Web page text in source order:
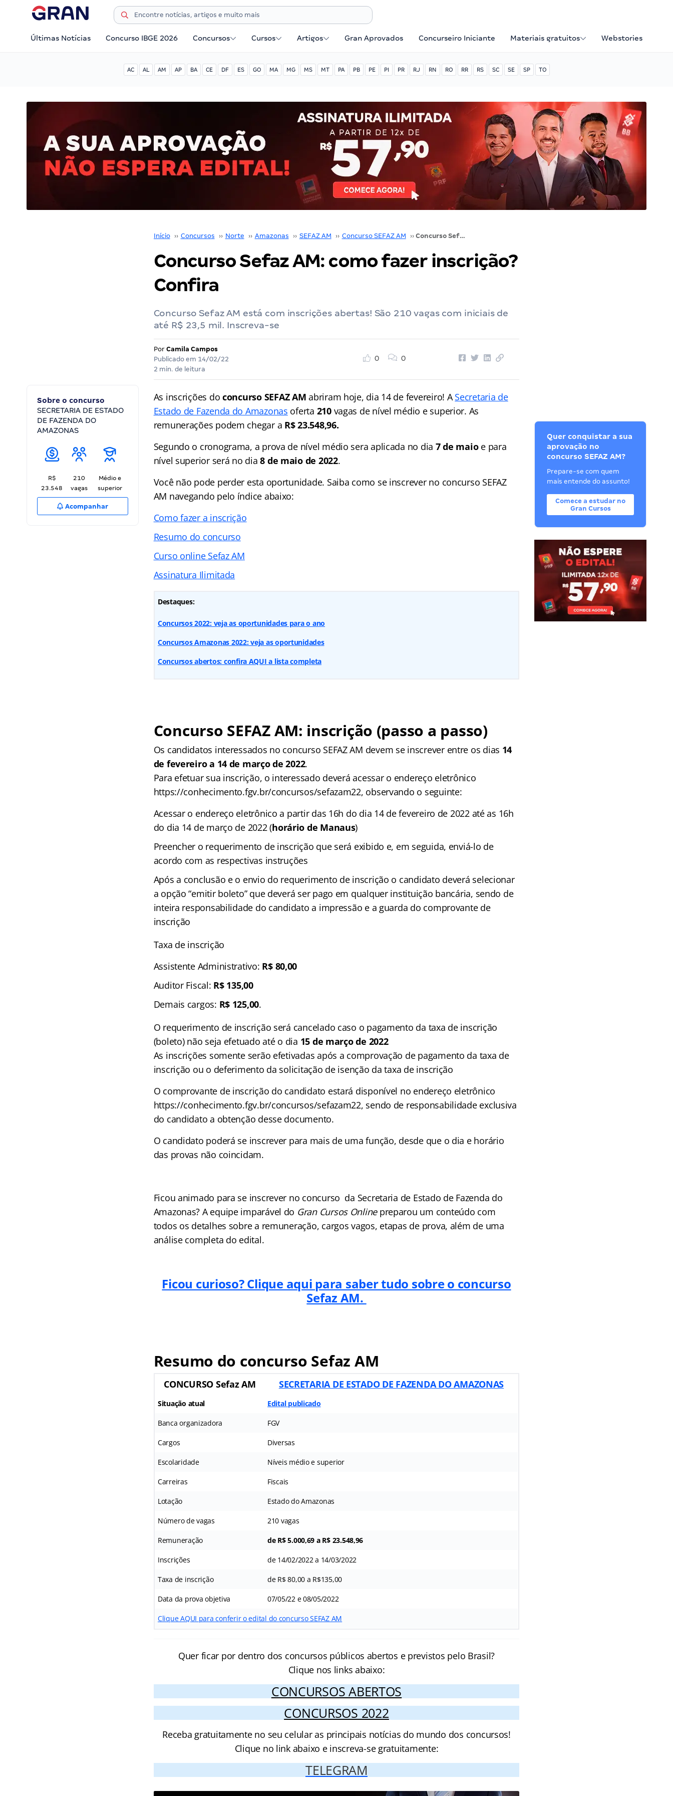
Últimas Notícias Concurso IBGE 2026 Concursos Cursos Artigos Gran Aprovados Concurseiro Iniciante Materiais gratuitos Webstories
AC AL AM AP BA CE DF ES GO MA MG MS MT PA PB PE PI PR RJ RN RO RR RS SC SE SP TO
Início ›› Concursos ›› Norte ›› Amazonas ›› SEFAZ AM ›› Concurso SEFAZ AM ›› Concurso Sefaz AM: como fazer inscrição? Confira
Concurso Sefaz AM: como fazer inscrição?
Confira
Concurso Sefaz AM está com inscrições abertas! São 210 vagas com iniciais de
até R$ 23,5 mil. Inscreva-se
Por Camila Campos
Publicado em 14/02/22
2 min. de leitura
0 0
Sobre o concurso
SECRETARIA DE ESTADO
DE FAZENDA DO
AMAZONAS
R$
23.548
210
vagas
Médio e
superior
Acompanhar
As inscrições doconcurso SEFAZ AM abriram hoje, dia 14 de fevereiro! ASecretaria de
Estado de Fazenda do Amazonas oferta 210vagas de nível médio e superior. As
remunerações podem chegar a R$ 23.548,96.
Segundo o cronograma, a prova de nível médio sera aplicada no dia 7 de maio e para
nível superior será no dia8 de maio de 2022.
Você não pode perder esta oportunidade. Saiba como se inscrever no concurso SEFAZ
AM navegando pelo índice abaixo:
Como fazer a inscrição
Resumo do concurso
Curso online Sefaz AM
Assinatura Ilimitada
Destaques:
Concursos 2022: veja as oportunidades para o ano
Concursos Amazonas 2022: veja as oportunidades
Concursos abertos: confira AQUI a lista completa
Concurso SEFAZ AM: inscrição (passo a passo)
Os candidatos interessados no concurso SEFAZ AM devem se inscrever entre os dias 14
de fevereiro a 14 de março de 2022.
Para efetuar sua inscrição, o interessado deverá acessar o endereço eletrônico
https://conhecimento.fgv.br/concursos/sefazam22, observando o seguinte:
Acessar o endereço eletrônico a partir das 16h do dia 14 de fevereiro de 2022 até as 16h
do dia 14 de março de 2022 (horário de Manaus)
Preencher o requerimento de inscrição que será exibido e, em seguida, enviá-lo de
acordo com as respectivas instruções
Após a conclusão e o envio do requerimento de inscrição o candidato deverá selecionar
a opção “emitir boleto” que deverá ser pago em qualquer instituição bancária, sendo de
inteira responsabilidade do candidato a impressão e a guarda do comprovante de
inscrição
Taxa de inscrição
Assistente Administrativo: R$ 80,00
Auditor Fiscal: R$ 135,00
Demais cargos: R$ 125,00.
O requerimento de inscrição será cancelado caso o pagamento da taxa de inscrição
(boleto) não seja efetuado até o dia 15 de março de 2022
As inscrições somente serão efetivadas após a comprovação de pagamento da taxa de
inscrição ou o deferimento da solicitação de isenção da taxa de inscrição
O comprovante de inscrição do candidato estará disponível no endereço eletrônico
https://conhecimento.fgv.br/concursos/sefazam22, sendo de responsabilidade exclusiva
do candidato a obtenção desse documento.
O candidato poderá se inscrever para mais de uma função, desde que o dia e horário
das provas não coincidam.
Ficou animado para se inscrever no concurso da Secretaria de Estado de Fazenda do
Amazonas? A equipe imparável do Gran Cursos Onlinepreparou um conteúdo com
todos os detalhes sobre a remuneração, cargos vagos, etapas de prova, além de uma
análise completa do edital.
Ficou curioso? Clique aqui para saber tudo sobre o concurso
Sefaz AM.
Resumo do concurso Sefaz AM
CONCURSO Sefaz AM SECRETARIA DE ESTADO DE FAZENDA DO AMAZONAS
Situação atual Edital publicado
Banca organizadora FGV
Cargos Diversas
Escolaridade Níveis médio e superior
Carreiras Fiscais
Lotação Estado do Amazonas
Número de vagas 210 vagas
Remuneração de R$ 5.000,69 a R$ 23.548,96
Inscrições de 14/02/2022 a 14/03/2022
Taxa de inscrição de R$ 80,00 a R$135,00
Data da prova objetiva 07/05/22 e 08/05/2022
Clique AQUI para conferir o edital do concurso SEFAZ AM
Quer ficar por dentro dos concursos públicos abertos e previstos pelo Brasil?
Clique nos links abaixo:
CONCURSOS ABERTOS
CONCURSOS 2022
Receba gratuitamente no seu celular as principais notícias do mundo dos concursos!
Clique no link abaixo e inscreva-se gratuitamente:
TELEGRAM
Quer conquistar a sua
aprovação no
concurso SEFAZ AM?
Prepare-se com quem
mais entende do assunto!
Comece a estudar no
Gran Cursos